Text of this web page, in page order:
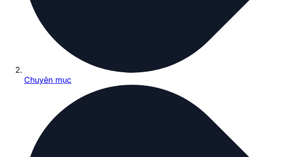
Chuyên mục